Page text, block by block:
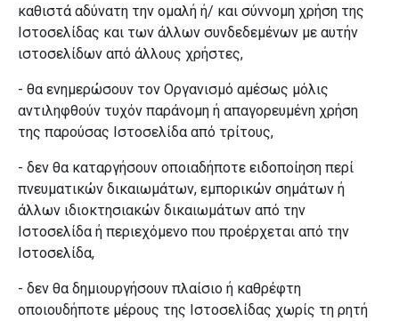
καθιστά αδύνατη την ομαλή ή/ και σύννομη χρήση της
Ιστοσελίδας και των άλλων συνδεδεμένων με αυτήν
ιστοσελίδων από άλλους χρήστες,
- θα ενημερώσουν τον Οργανισμό αμέσως μόλις
αντιληφθούν τυχόν παράνομη ή απαγορευμένη χρήση
της παρούσας Ιστοσελίδα από τρίτους,
- δεν θα καταργήσουν οποιαδήποτε ειδοποίηση περί
πνευματικών δικαιωμάτων, εμπορικών σημάτων ή
άλλων ιδιοκτησιακών δικαιωμάτων από την
Ιστοσελίδα ή περιεχόμενο που προέρχεται από την
Ιστοσελίδα,
- δεν θα δημιουργήσουν πλαίσιο ή καθρέφτη
οποιουδήποτε μέρους της Ιστοσελίδας χωρίς τη ρητή